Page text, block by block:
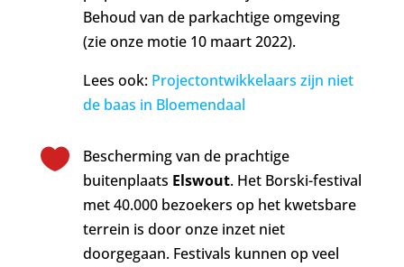
Behoud van de parkachtige omgeving
(zie onze motie 10 maart 2022).
Lees ook: Projectontwikkelaars zijn niet
de baas in Bloemendaal

Bescherming van de prachtige
buitenplaats Elswout. Het Borski-festival
met 40.000 bezoekers op het kwetsbare
terrein is door onze inzet niet
doorgegaan. Festivals kunnen op veel